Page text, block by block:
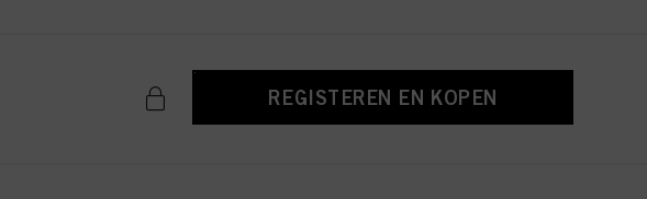
REGISTEREN EN KOPEN